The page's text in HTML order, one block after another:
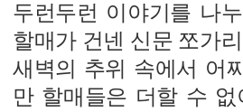
두런두런 이야기를 나
할매가 건넨 신문 쪼가
새벽의 추위 속에서 어
만 할매들은 더할 수